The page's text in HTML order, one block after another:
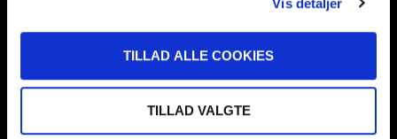
TILLAD ALLE COOKIES
TILLAD VALGTE
Nyheder